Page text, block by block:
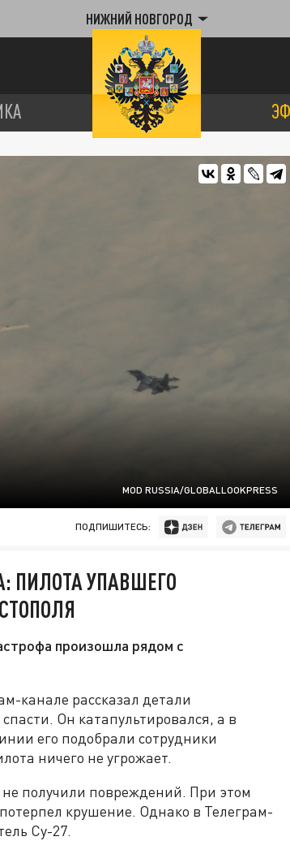
НИЖНИЙ НОВГОРОД
MOD RUSSIA/GLOBALLOOKPRESS
ПОДПИШИТЕСЬ:
ПИЛОТА УПАВШЕГО
произошла рядом с
канале рассказал детали
Он катапультировался, а в
его подобрали сотрудники
ничего не угрожает.
получили повреждений. При этом
крушение. Однако в Телеграм-
Су-27.